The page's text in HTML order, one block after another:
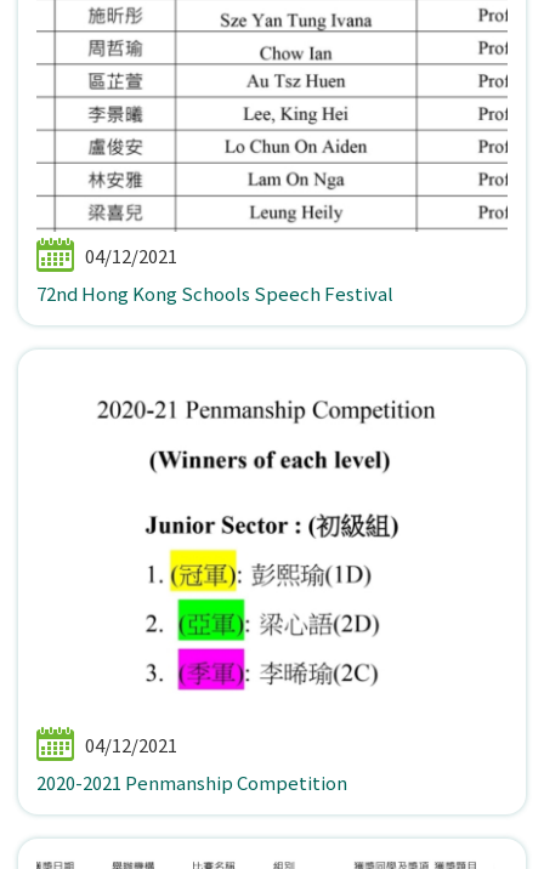
04/12/2021
72nd Hong Kong Schools Speech Festival
04/12/2021
2020-2021 Penmanship Competition